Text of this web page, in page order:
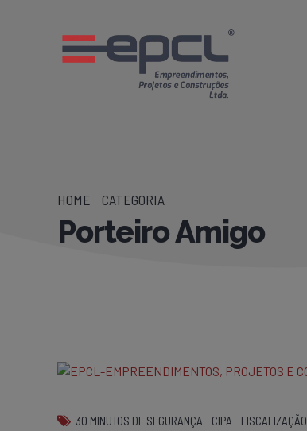
HOME CATEGORIA
Porteiro Amigo
30 MINUTOS DE SEGURANÇA CIPA FISCALIZAÇÃO